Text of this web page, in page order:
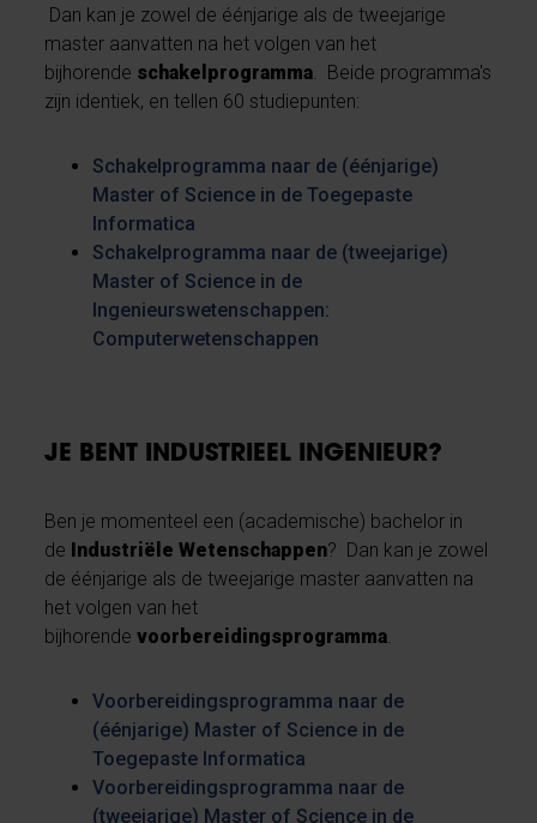
Dan kan je zowel de éénjarige als de tweejarige
master aanvatten na het volgen van het
bijhorende schakelprogramma. Beide programma's
zijn identiek, en tellen 60 studiepunten:
Schakelprogramma naar de (éénjarige)
Master of Science in de Toegepaste
Informatica
Schakelprogramma naar de (tweejarige)
Master of Science in de
Ingenieurswetenschappen:
Computerwetenschappen
JE BENT INDUSTRIEEL INGENIEUR?
Ben je momenteel een (academische) bachelor in
de Industriële Wetenschappen? Dan kan je zowel
de éénjarige als de tweejarige master aanvatten na
het volgen van het
bijhorendevoorbereidingsprogramma.
Voorbereidingsprogramma naar de
(éénjarige) Master of Science in de
Toegepaste Informatica
Voorbereidingsprogramma naar de
(tweejarige) Master of Science in de